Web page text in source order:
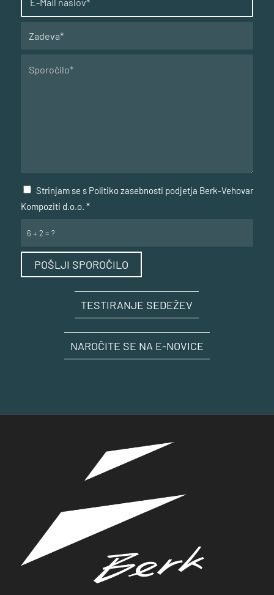
Strinjam se s Politiko zasebnosti podjetja Berk-Vehovar
Kompoziti d.o.o. *
6 + 2 = ?
TESTIRANJE SEDEŽEV
NAROČITE SE NA E-NOVICE